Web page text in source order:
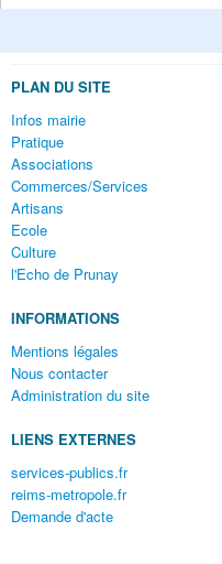
PLAN DU SITE
Infos mairie
Pratique
Associations
Commerces/Services
Artisans
Ecole
Culture
l'Echo de Prunay
INFORMATIONS
Mentions légales
Nous contacter
Administration du site
LIENS EXTERNES
services-publics.fr
reims-metropole.fr
Demande d'acte